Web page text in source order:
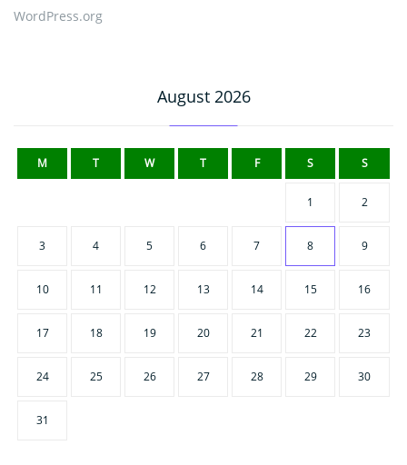
WordPress.org
August 2026
M T W T F S S
1 2
3 4 5 6 7 8 9
10 11 12 13 14 15 16
17 18 19 20 21 22 23
24 25 26 27 28 29 30
31